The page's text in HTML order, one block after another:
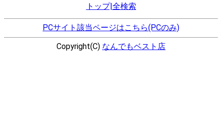
トップ|全検索
PCサイト該当ページはこちら(PCのみ)
Copyright(C) なんでもベスト店